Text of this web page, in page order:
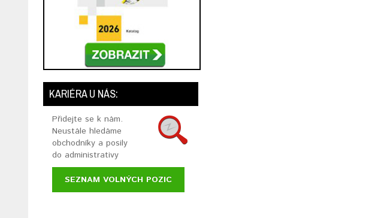
KARIÉRA U NÁS:
Přidejte se k nám.
Neustále hledáme
obchodníky a posily
do administrativy
SEZNAM VOLNÝCH POZIC